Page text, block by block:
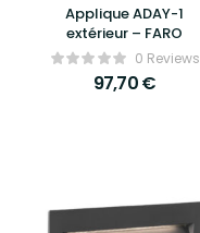
Applique ADAY-1
extérieur – FARO
0 Reviews
97,70€